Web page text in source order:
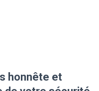
honnête et